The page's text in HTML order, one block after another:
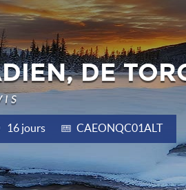
DE
16 jours CAEONQC01ALT